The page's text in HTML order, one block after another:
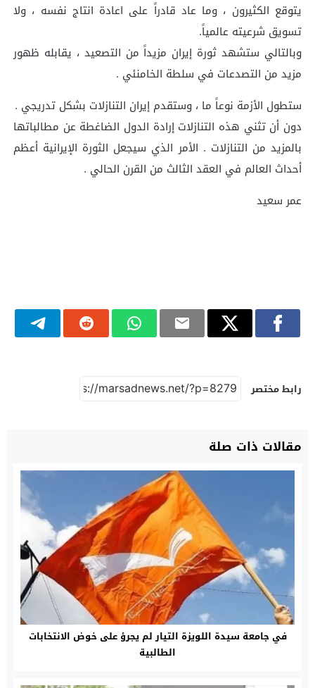
يتوقع الكثيرون ، وما عاد قادراً على اعادة انتاج نفسه ، ولا
تسويق شرعيته عالمياً.
وبالتالي ستشهد ثورة إيران مزيداً من التصعيد ، يقابله ظهور
مزيد من التصدعات في سلطة الخامنئي .
ستطول الأزمة نوعاً ما ، وستقدم إيران التنازلات بشكل تدريجي .
دون أن تثني هذه التنازلات إرادة الدول الضاغطة عن مطالباتها
بالمزيد من التنازلات . الأمر الذي سيجعل الثورة الإيرانية أعظم
أحداث العالم في العقد الثالث من القرن الحالي .
عمر سعيد
رابط مختصر
مقالات ذات صلة
في جامعة سيدة اللويزة التيار لم يجرؤ على خوض الانتخابات
الطالبية